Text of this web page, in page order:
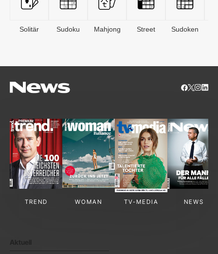
Solitär Sudoku Mahjong Street Sudoken
TREND WOMAN TV-MEDIA NEWS